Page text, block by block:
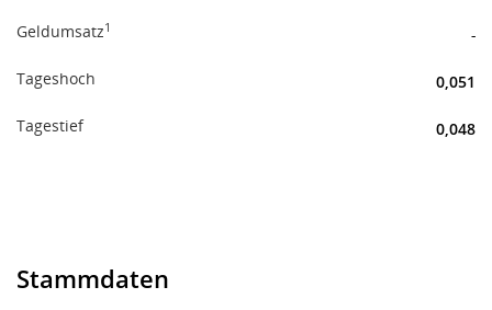
Geldumsatz1 -
Tageshoch 0,051
Tagestief 0,048
Stammdaten